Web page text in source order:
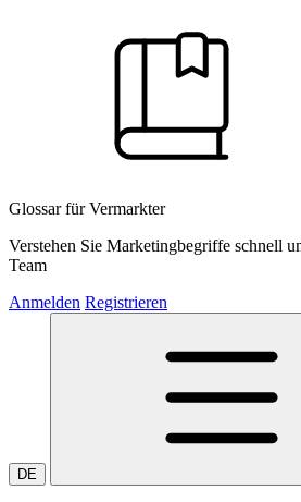
Glossar für Vermarkter
Verstehen Sie Marketingbegriffe schnell
Team
Anmelden Registrieren
DE